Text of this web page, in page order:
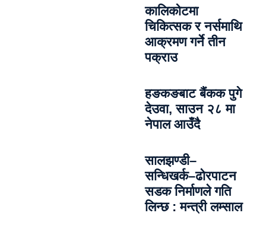
कालिकोटमा
चिकित्सक र नर्समाथि
आक्रमण गर्ने तीन
पक्राउ
हङकङबाट बैंकक पुगे
देउवा, साउन २८ मा
नेपाल आउँदै
सालझण्डी–
सन्धिखर्क–ढोरपाटन
सडक निर्माणले गति
लिन्छ : मन्त्री लम्साल